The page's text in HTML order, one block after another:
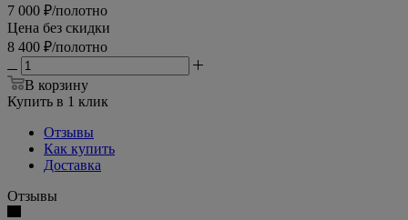
7 000 ₽/полотно
Цена без скидки
8 400 ₽/полотно
В корзину
Купить в 1 клик
Отзывы
Как купить
Доставка
Отзывы